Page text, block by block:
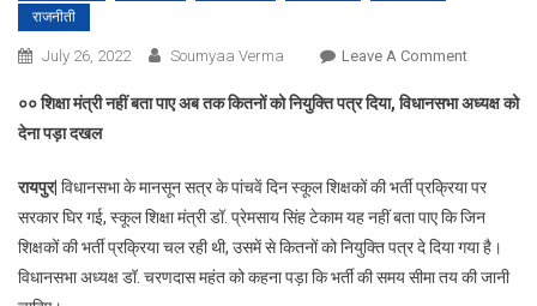
राजनीती
July 26, 2022 Soumyaa Verma Leave A CommentOn
:
पर
सदन
में
घिरी
०० शिक्षा मंत्री नहीं बता पाए अब तक कितनों को नियुक्ति पत्र दिया,विधानसभा अध्यक्ष को
देना पड़ा दखल
रायपुर| विधानसभा के मानसून सत्र के पांचवें दिन स्कूल शिक्षकों की भर्ती प्रक्रिया पर
सरकार घिर गई, स्कूल शिक्षा मंत्री डॉ. प्रेमसाय सिंह टेकाम यह नहीं बता पाए कि जिन
शिक्षकों की भर्ती प्रक्रिया चल रही थी, उसमें से कितनों को नियुक्ति पत्र दे दिया गया है।
विधानसभा अध्यक्ष डॉ. चरणदास महंत को कहना पड़ा कि भर्ती की समय सीमा तय की जानी